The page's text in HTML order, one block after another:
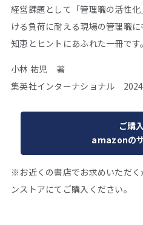
経営課題として「管理職の活性
ける負荷に耐える現場の管理職
知恵とヒントにあふれた一冊です。
小林 祐児 著
集英社インターナショナル
ご購入
amazonの
※お近くの書店でお求めいただ
ンストアにてご購入ください。